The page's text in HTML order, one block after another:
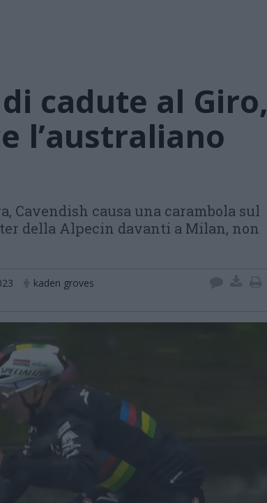
cadute al Giro,
l’australiano
Cavendish causa una carambola sul
della Alpecin davanti a Milan, non
kaden groves